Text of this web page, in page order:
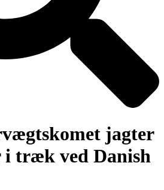
jagter
i træk ved Danish